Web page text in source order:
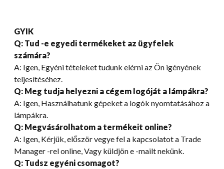
GYIK
Q: Tud -e egyedi termékeket az ügyfelek
számára?
A: Igen, Egyéni tételeket tudunk elérni az Ön igényének
teljesítéséhez.
Q: Meg tudja helyezni a cégem logóját a lámpákra?
A: Igen, Használhatunk gépeket a logók nyomtatásához a
lámpákra.
Q: Megvásárolhatom a termékeit online?
A: Igen, Kérjük, először vegye fel a kapcsolatot a Trade
Manager -rel online, Vagy küldjön e -mailt nekünk.
Q: Tudsz egyéni csomagot?